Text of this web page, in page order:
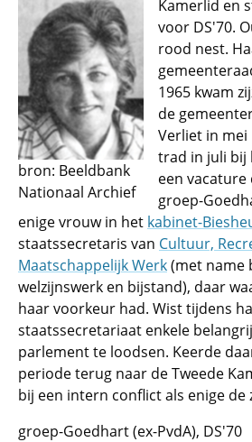
bron: Beeldbank
Nationaal Archief
Kamerlid en
voor DS'70.
rood nest.
1965 kwam
de
Verliet in mei
trad in juli bij
een
groep-
enige vrouw in het kabinet-
staatssecretaris van Cultuur,
Maatschappelijk Werk(met name
welzijnswerk en bijstand), daar
haar voorkeur had. Wist tijdens
staatssecretariaat enkele
parlement te loodsen. Keerde
periode terug naar de Tweede
bij een intern conflict als enige de
groep-Goedhart (ex-PvdA), DS'70